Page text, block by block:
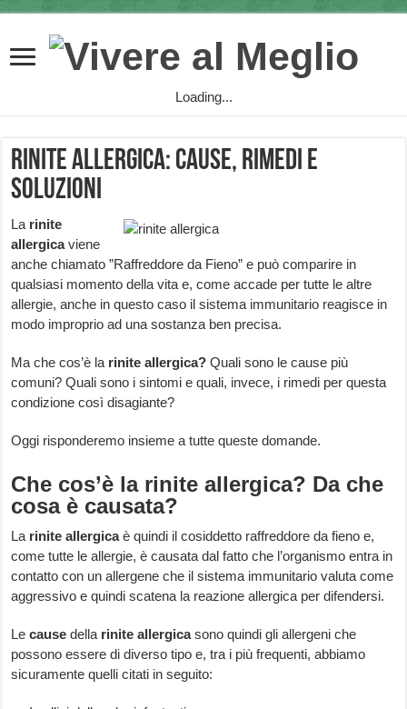
Loading...
Rinite allergica: cause, rimedi e
soluzioni
La rinite
allergicaviene
anche chiamato ”Raffreddore da Fieno” e può comparire in
qualsiasi momento della vita e, come accade per tutte le altre
allergie, anche in questo caso il sistema immunitario reagisce in
modo improprio ad una sostanza ben precisa.
Ma che cos’è la rinite allergica? Quali sono le cause più
comuni? Quali sono i sintomi e quali, invece, i rimedi per questa
condizione così disagiante?
Oggi risponderemo insieme a tutte queste domande.
Che cos’è la rinite allergica? Da che
cosa è causata?
La rinite allergicaè quindi il cosiddetto raffreddore da fieno e,
come tutte le allergie, è causata dal fatto che l’organismo entra in
contatto con un allergene che il sistema immunitario valuta come
aggressivo e quindi scatena la reazione allergica per difendersi.
Lecause della rinite allergicasono quindi gli allergeni che
possono essere di diverso tipo e, tra i più frequenti, abbiamo
sicuramente quelli citati in seguito: